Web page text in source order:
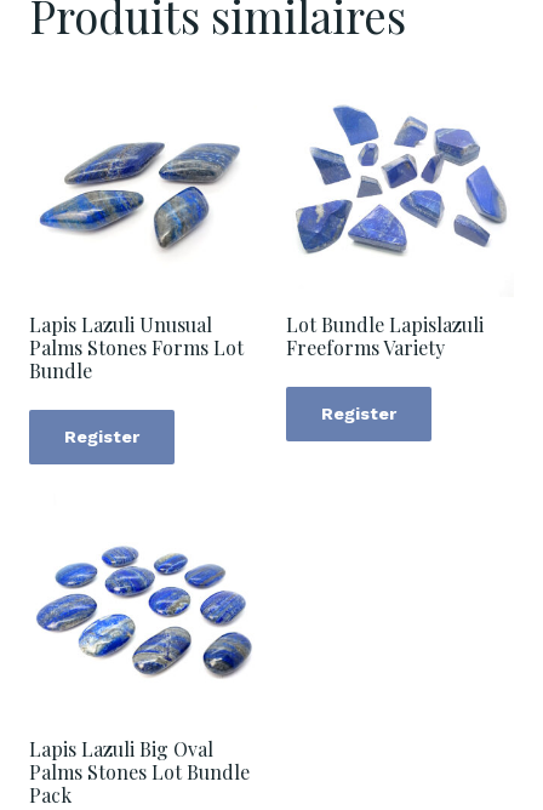
Produits similaires
Lapis Lazuli Unusual
Palms Stones Forms Lot
Bundle
Register
Lot Bundle Lapislazuli
Freeforms Variety
Register
Lapis Lazuli Big Oval
Palms Stones Lot Bundle
Pack